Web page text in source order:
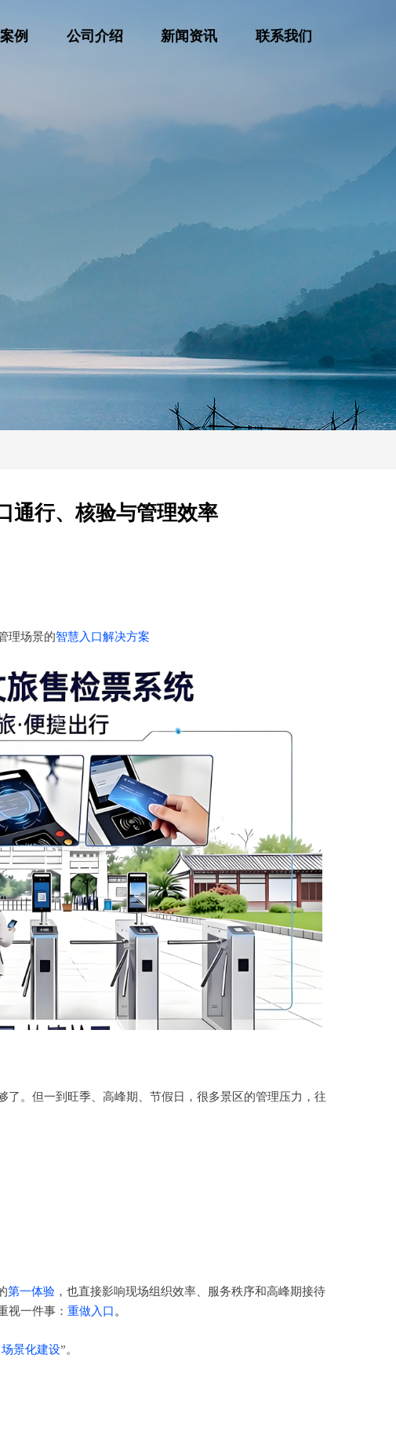
例 公司介绍 新闻资讯 联系我们
通行、核验与管理效率
理场景的智慧入口解决方案
。但一到旺季、高峰期、节假日，很多景区的管理压力，往
第一体验 ，也直接影响现场组织效率、服务秩序和高峰期接待
视一件事： 重做入口 。
景化建设”。